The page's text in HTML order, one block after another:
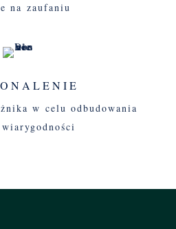
na zaufaniu
w celu odbudowania